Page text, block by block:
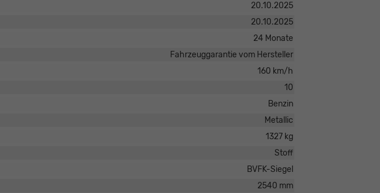
20.10.2025
20.10.2025
24 Monate
Fahrzeuggarantie vom Hersteller
160 km/h
10
Benzin
Metallic
1327 kg
Stoff
BVFK-Siegel
2540 mm